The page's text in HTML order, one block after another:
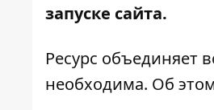
запуске сайта.
Ресурс объединяет
необходима. Об